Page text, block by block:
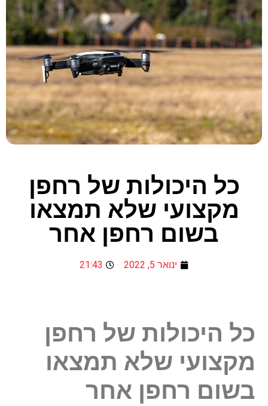
כל היכולות של רחפן
מקצועי שלא תמצאו
בשום רחפן אחר
ינואר 5, 2022 21:43
כל היכולות של רחפן
מקצועי שלא תמצאו
בשום רחפן אחר